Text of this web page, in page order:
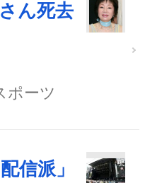
ん死去
ポーツ
信派」